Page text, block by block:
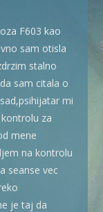
F603 kao
sam otisla
stalno
sam citala o
mi
za
mene
na kontrolu
seanse vec
je taj da